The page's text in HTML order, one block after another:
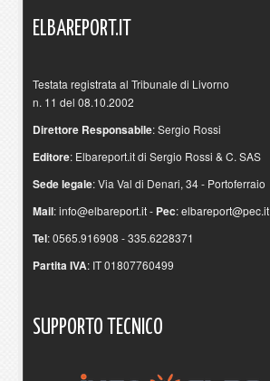
ELBAREPORT.IT
Testata registrata al Tribunale di Livorno
n. 11 del 08.10.2002
Direttore Responsabile: Sergio Rossi
Editore: Elbareport.it di Sergio Rossi & C. SAS
Sede legale: Via Val di Denari, 34 - Portoferraio
Mail:info@elbareport.it- Pec:elbareport@pec.it
Tel: 0565.916908 - 335.6228371
Partita IVA: IT 01807760499
SUPPORTO TECNICO